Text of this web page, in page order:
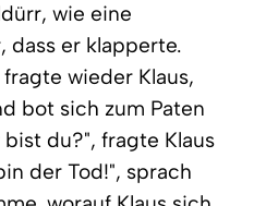
wie eine
dass er klapperte.
wieder Klaus,
bot sich zum Paten
du?", fragte Klaus
der Tod!", sprach